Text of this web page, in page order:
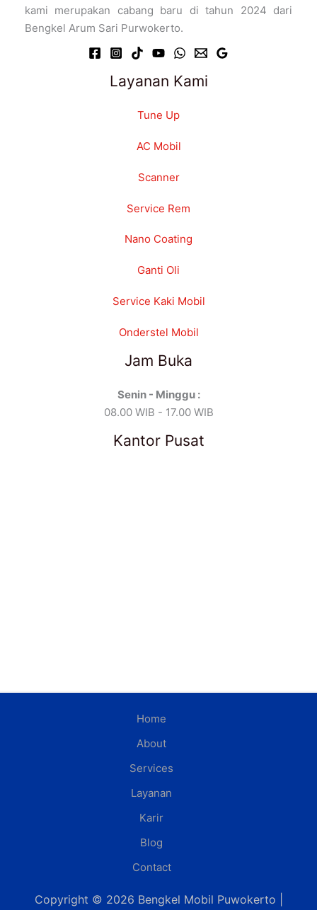
kami merupakan cabang baru di tahun 2024 dari
Bengkel Arum Sari Purwokerto.
Layanan Kami
Tune Up
AC Mobil
Scanner
Service Rem
Nano Coating
Ganti Oli
Service Kaki Mobil
Onderstel Mobil
Jam Buka
Senin - Minggu :
08.00 WIB - 17.00 WIB
Kantor Pusat
Home
About
Services
Layanan
Karir
Blog
Contact
Copyright © 2026 Bengkel Mobil Puwokerto |